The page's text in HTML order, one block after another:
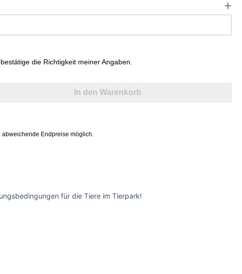
die Richtigkeit meiner Angaben.
In den Warenkorb
Endpreise möglich.
für die Tiere im Tierpark!